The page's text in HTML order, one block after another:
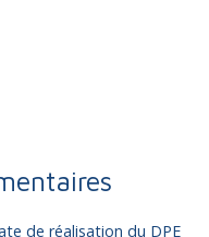
de réalisation du DPE